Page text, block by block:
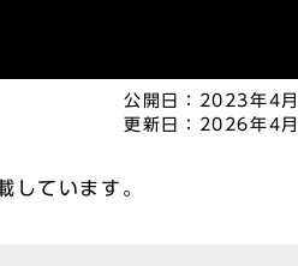
公開日：
2023年4月
更新日：
2026年4月
しています。